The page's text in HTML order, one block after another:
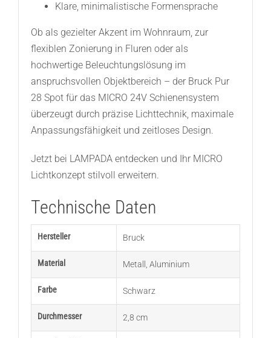
Klare, minimalistische Formensprache
Ob als gezielter Akzent im Wohnraum, zur
flexiblen Zonierung in Fluren oder als
hochwertige Beleuchtungslösung im
anspruchsvollen Objektbereich – der Bruck Pur
28 Spot für das MICRO 24V Schienensystem
überzeugt durch präzise Lichttechnik, maximale
Anpassungsfähigkeit und zeitloses Design.
Jetzt bei LAMPADA entdecken und Ihr MICRO
Lichtkonzept stilvoll erweitern.
Technische Daten
Hersteller Bruck
Material Metall Aluminium
Farbe Schwarz
Durchmesser 2,8 cm